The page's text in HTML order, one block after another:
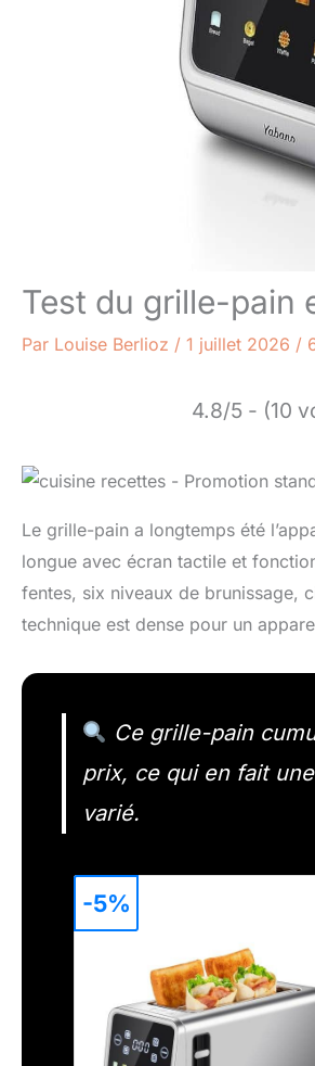
Test du grille-pain
Par Louise Berlioz / 1 juillet 2026 /
4.8/5 - (10
Le grille-pain a longtemps été
longue avec écran tactile et
fentes, six niveaux de brunissage,
technique est dense pour un
Ce grille-pain
prix, ce qui en fait
varié.
-5%